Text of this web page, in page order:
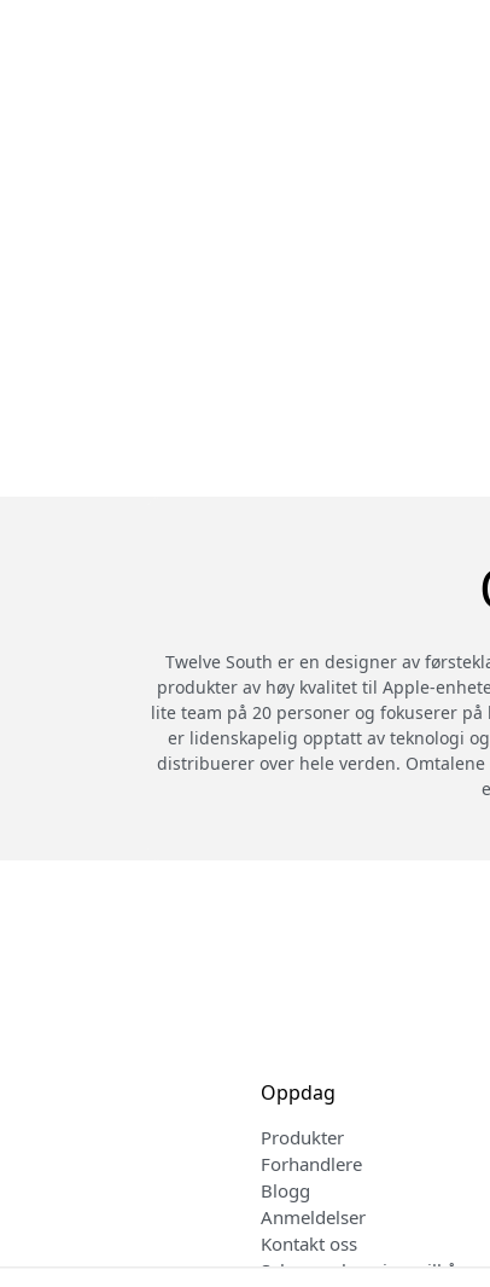
Twelve South er en designer av
produkter av høy kvalitet til Apple-
lite team på 20 personer og fokuserer
er lidenskapelig opptatt av teknologi
distribuerer over hele verden.
Oppdag
Produkter
Forhandlere
Blogg
Anmeldelser
Kontakt oss
Salgs- og leveringsvilkår